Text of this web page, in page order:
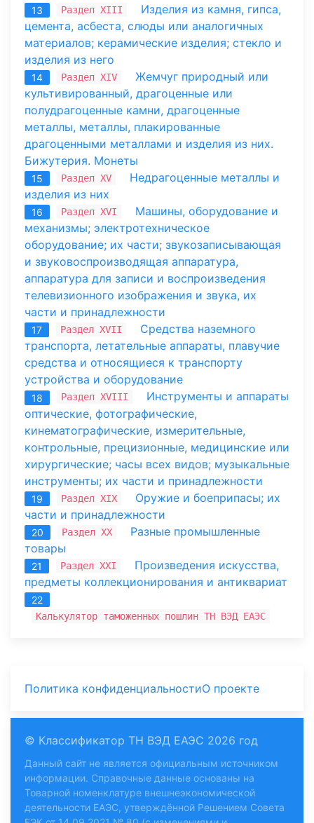
13 Раздел XIII
Изделия из камня, гипса,
цемента, асбеста, слюды или аналогичных
материалов; керамические изделия; стекло и
изделия из него
14 Раздел XIV
Жемчуг природный или
культивированный, драгоценные или
полудрагоценные камни, драгоценные
металлы, металлы, плакированные
драгоценными металлами и изделия из них.
Бижутерия. Монеты
15 Раздел XV
Недрагоценные металлы и
изделия из них
16 Раздел XVI
Машины, оборудование и
механизмы; электротехническое
оборудование; их части; звукозаписывающая
и звуковоспроизводящая аппаратура,
аппаратура для записи и воспроизведения
телевизионного изображения и звука, их
части и принадлежности
17 Раздел XVII
Средства наземного
транспорта, летательные аппараты, плавучие
средства и относящиеся к транспорту
устройства и оборудование
18 Раздел XVIII
Инструменты и аппараты
оптические, фотографические,
кинематографические, измерительные,
контрольные, прецизионные, медицинские или
хирургические; часы всех видов; музыкальные
инструменты; их части и принадлежности
19 Раздел XIX
Оружие и боеприпасы; их
части и принадлежности
20 Раздел XX
Разные промышленные
товары
21 Раздел XXI
Произведения искусства,
предметы коллекционирования и антиквариат
22
Калькулятор таможенных пошлин ТН ВЭД ЕАЭС
Политика конфиденциальностиО проекте
© Классификатор ТН ВЭД ЕАЭС 2026 год
Данный сайт не является официальным источником
информации. Справочные данные основаны на
Товарной номенклатуре внешнеэкономической
деятельности ЕАЭС, утверждённой Решением Совета